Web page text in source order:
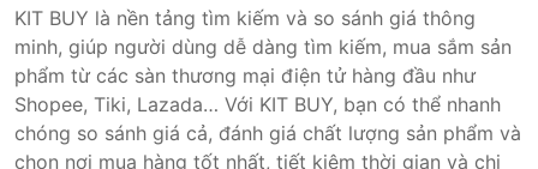
KIT BUY là nền tảng tìm kiếm và so sánh giá thông
minh, giúp người dùng dễ dàng tìm kiếm, mua sắm sản
phẩm từ các sàn thương mại điện tử hàng đầu như
Shopee, Tiki, Lazada… Với KIT BUY, bạn có thể nhanh
chóng so sánh giá cả, đánh giá chất lượng sản phẩm và
chọn nơi mua hàng tốt nhất, tiết kiệm thời gian và chi